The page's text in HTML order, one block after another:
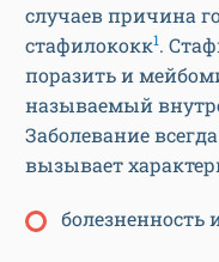
случаев причина
стафилококк1.
поразить и
называемый
Заболевание
вызывает
болезненность